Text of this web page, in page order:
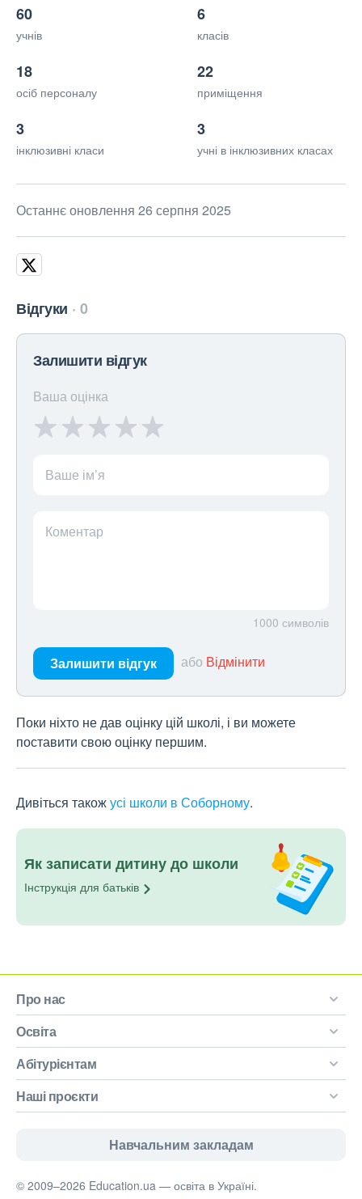
60
учнів
6
класів
18
осіб персоналу
22
приміщення
3
інклюзивні класи
3
учні в інклюзивних класах
Останнє оновлення 26 серпня 2025
Відгуки 0
Залишити відгук
Ваша оцінка
Ваше ім’я
Коментар
1000 символів
Залишити відгук або Відмінити
Поки ніхто не дав оцінку цій школі, і ви можете
поставити свою оцінку першим.
Дивіться такожусі школи в Соборному.
Як записати дитину до школи
Інструкція для батьків
Про нас
Освіта
Абітурієнтам
Наші проєкти
Навчальним закладам
© 2009–2026 Education.ua — освіта в Україні.